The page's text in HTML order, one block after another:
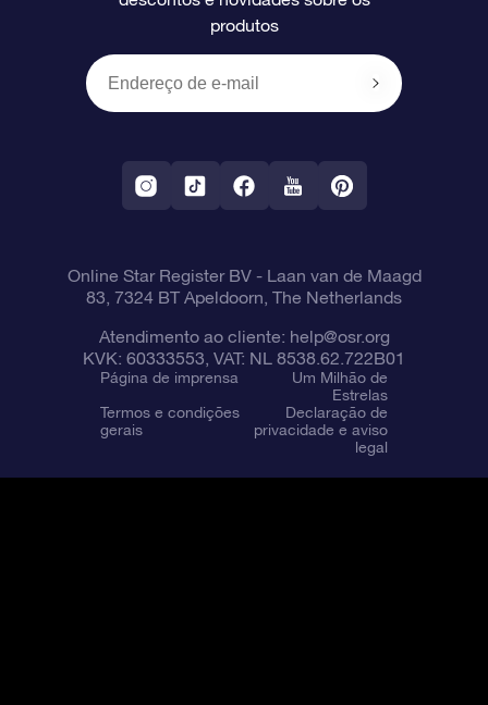
Presentes corporativos
Um Milhão de Estrelas
OSR Starsaver
Aplicativo RV Fly me to the stars
Política de devolução
Constelações
produtos
Online Star Register BV- Laan van de Maagd
83, 7324 BT Apeldoorn, The Netherlands
Atendimento ao cliente: help@osr.org
KVK: 60333553, VAT: NL 8538.62.722B01
Página de imprensa
Um Milhão de
Estrelas
Termos e condições
gerais
Declaração de
privacidade e aviso
legal